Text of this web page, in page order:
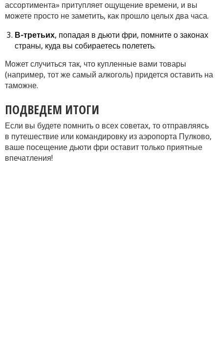
ассортимента» притупляет ощущение времени, и вы
можете просто не заметить, как прошло целых два часа.
В-третьих, попадая в дьюти фри, помните о законах
страны, куда вы собираетесь полететь.
Может случиться так, что купленные вами товары
(например, тот же самый алкоголь) придется оставить на
таможне.
ПОДВЕДЕМ ИТОГИ
Если вы будете помнить о всех советах, то отправляясь
в путешествие или командировку из аэропорта Пулково,
ваше посещение дьюти фри оставит только приятные
впечатления!